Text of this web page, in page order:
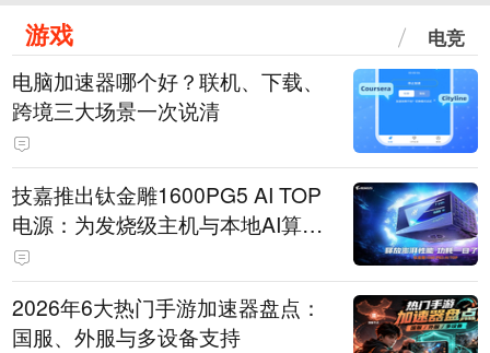
游戏 电竞
电脑加速器哪个好？联机、下载、
跨境三大场景一次说清
技嘉推出钛金雕1600PG5 AI TOP
电源：为发烧级主机与本地AI算力
打造旗舰供电方案
2026年6大热门手游加速器盘点：
国服、外服与多设备支持